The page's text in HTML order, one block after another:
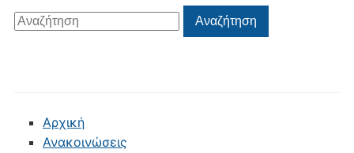
Αναζήτηση
για:
Αναζήτηση
Αρχική
Ανακοινώσεις